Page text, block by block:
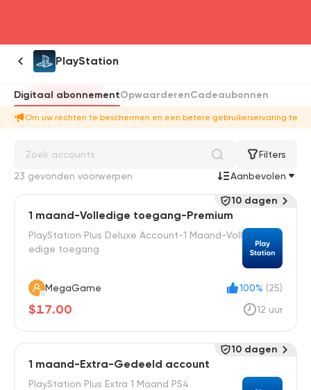
PlayStation
Digitaal abonnementOpwaarderenCadeaubonnen
Om uw rechten te beschermen en een betere gebruikerservaring te
Filters
23 gevonden voorwerpen
Aanbevolen
1 maand-Volledige toegang-Premium
PlayStation Plus Deluxe Account-1 Maand-Voll
edige toegang
MegaGame 100% (25)
$17.00 12 uur
10 dagen
1 maand-Extra-Gedeeld account
PlayStation Plus Extra 1 Maand PS4
10 dagen